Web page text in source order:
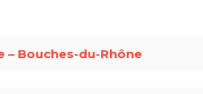
– Bouches-du-Rhône